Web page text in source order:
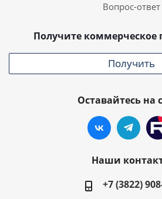
Вопрос-ответ
Получите коммерческое
Получить
Оставайтесь на
Наши
+7 (3822)